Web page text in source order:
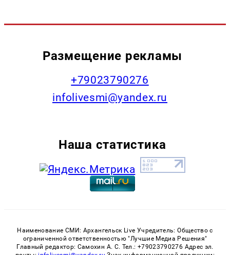
Размещение рекламы
+79023790276
infolivesmi@yandex.ru
Наша статистика
Наименование СМИ: Архангельск Live Учредитель: Общество с
ограниченной ответственностью "Лучшие Медиа Решения"
Главный редактор: Самохин А. С. Тел.: +79023790276 Адрес эл.